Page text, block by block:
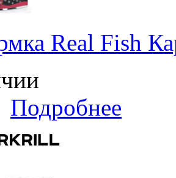
Real Fish
Подробнее